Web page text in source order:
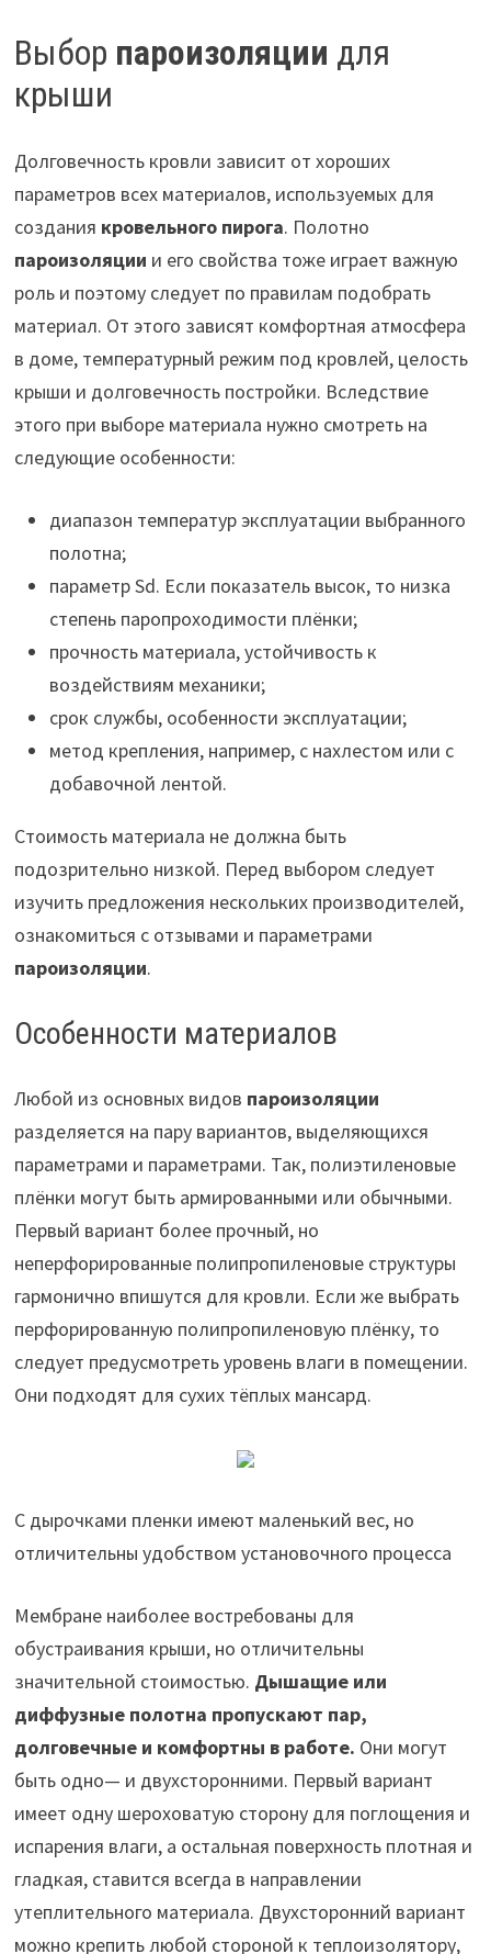
Выбор пароизоляции для
крыши
Долговечность кровли зависит от хороших
параметров всех материалов, используемых для
создания кровельного пирога. Полотно
пароизоляции и его свойства тоже играет важную
роль и поэтому следует по правилам подобрать
материал. От этого зависят комфортная атмосфера
в доме, температурный режим под кровлей, целость
крыши и долговечность постройки. Вследствие
этого при выборе материала нужно смотреть на
следующие особенности:
диапазон температур эксплуатации выбранного
полотна;
параметр Sd. Если показатель высок, то низка
степень паропроходимости плёнки;
прочность материала, устойчивость к
воздействиям механики;
срок службы, особенности эксплуатации;
метод крепления, например, с нахлестом или с
добавочной лентой.
Стоимость материала не должна быть
подозрительно низкой. Перед выбором следует
изучить предложения нескольких производителей,
ознакомиться с отзывами и параметрами
пароизоляции.
Особенности материалов
Любой из основных видов пароизоляции
разделяется на пару вариантов, выделяющихся
параметрами и параметрами. Так, полиэтиленовые
плёнки могут быть армированными или обычными.
Первый вариант более прочный, но
неперфорированные полипропиленовые структуры
гармонично впишутся для кровли. Если же выбрать
перфорированную полипропиленовую плёнку, то
следует предусмотреть уровень влаги в помещении.
Они подходят для сухих тёплых мансард.
С дырочками пленки имеют маленький вес, но
отличительны удобством установочного процесса
Мембране наиболее востребованы для
обустраивания крыши, но отличительны
значительной стоимостью. Дышащие или
диффузные полотна пропускают пар,
долговечные и комфортны в работе. Они могут
быть одно— и двухсторонними. Первый вариант
имеет одну шероховатую сторону для поглощения и
испарения влаги, а остальная поверхность плотная и
гладкая, ставится всегда в направлении
утеплительного материала. Двухсторонний вариант
можно крепить любой стороной к теплоизолятору,